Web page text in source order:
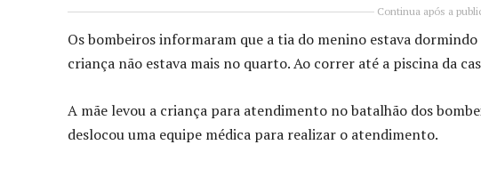
Continua após a
Os bombeiros informaram que a tia do menino estava
criança não estava mais no quarto. Ao correr até a piscina da
A mãe levou a criança para atendimento no batalhão dos
deslocou uma equipe médica para realizar o atendimento.